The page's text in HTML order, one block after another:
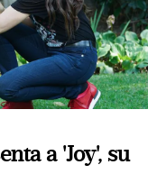
a 'Joy', su